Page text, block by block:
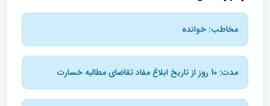
مخاطب: خوانده
مدت: 10 روز از تاریخ ابلاغ مفاد تقاضای مطالبه خسارت